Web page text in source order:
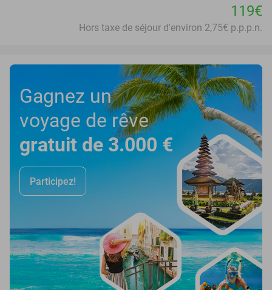
119€
Hors taxe de séjour d'environ 2,75€ p.p.p.n.
Gagnez un
voyage de rêve
gratuit de 3.000 €
Participez!